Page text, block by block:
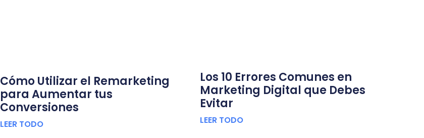
Cómo Utilizar el Remarketing
para Aumentar tus
Conversiones
LEER TODO
Los 10 Errores Comunes en
Marketing Digital que Debes
Evitar
LEER TODO